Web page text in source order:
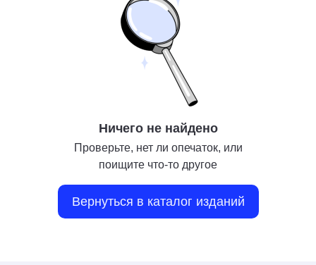
Ничего не найдено
Проверьте, нет ли опечаток, или
поищите что-то другое
Вернуться в каталог изданий